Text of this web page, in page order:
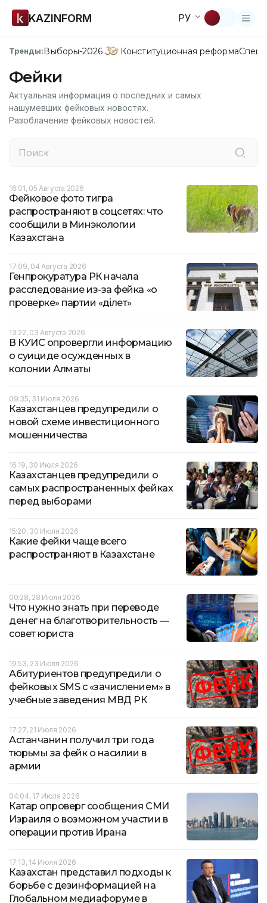
KAZINFORM РУ
Тренды:Выборы-2026 Конституционная реформа
Фейки
Актуальная информация о последних и самых
нашумевших фейковых новостях.
Разоблачение фейковых новостей.
16:01, 05 Августа 2026
Фейковое фото тигра
распространяют в соцсетях: что
сообщили в Минэкологии
Казахстана
17:09, 04 Августа 2026
Генпрокуратура РК начала
расследование из-за фейка «о
проверке» партии «Әділет»
13:22, 03 Августа 2026
В КУИС опровергли информацию
о суициде осужденных в
колонии Алматы
09:35, 31 Июля 2026
Казахстанцев предупредили о
новой схеме инвестиционного
мошенничества
16:19, 30 Июля 2026
Казахстанцев предупредили о
самых распространенных фейках
перед выборами
15:20, 30 Июля 2026
Какие фейки чаще всего
распространяют в Казахстане
00:28, 28 Июля 2026
Что нужно знать при переводе
денег на благотворительность —
совет юриста
19:53, 23 Июля 2026
Абитуриентов предупредили о
фейковых SMS с «зачислением» в
учебные заведения МВД РК
17:27, 21 Июля 2026
Астанчанин получил три года
тюрьмы за фейк о насилии в
армии
04:04, 17 Июля 2026
Катар опроверг сообщения СМИ
Израиля о возможном участии в
операции против Ирана
17:13, 14 Июля 2026
Казахстан представил подходы к
борьбе с дезинформацией на
Глобальном медиафоруме в